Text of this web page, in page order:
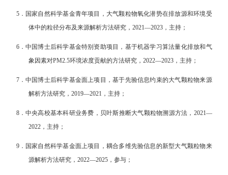
5． 国家自然科学基金青年项目，大气颗粒物氧化潜势在排放源和环境受
体中的粒径分布及来源解析方法研究，2021—2023，主持；
6． 中国博士后科学基金特别资助项目，基于机器学习算法量化排放和气
象因素对PM2.5环境浓度贡献的方法研究，2022—2023，主持；
7． 中国博士后科学基金面上项目，基于先验信息约束的大气颗粒物来源
解析方法研究，2019—2021，主持；
8． 中央高校基本科研业务费，贝叶斯推断大气颗粒物溯源方法，2021—
2022，主持；
9． 国家自然科学基金面上项目，耦合多维先验信息的新型大气颗粒物来
源解析方法研究，2022—2025，参与；